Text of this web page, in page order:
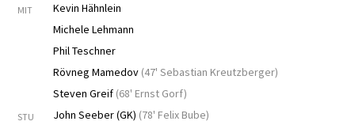
MIT
Kevin Hähnlein
Michele Lehmann
Phil Teschner
Rövneg Mamedov (47' Sebastian Kreutzberger)
Steven Greif (68' Ernst Gorf)
STU John Seeber (GK) (78' Felix Bube)